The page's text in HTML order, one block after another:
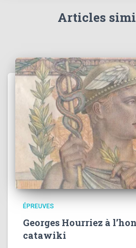
Articles
ÉPREUVES
Georges Hourriez à
catawiki